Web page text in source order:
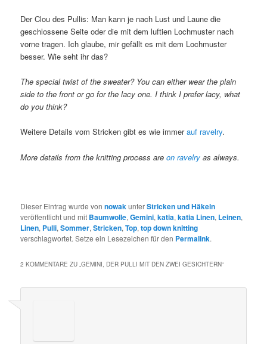
Der Clou des Pullis: Man kann je nach Lust und Laune die
geschlossene Seite oder die mit dem luftien Lochmuster nach
vorne tragen. Ich glaube, mir gefällt es mit dem Lochmuster
besser. Wie seht ihr das?
The special twist of the sweater? You can either wear the plain
side to the front or go for the lacy one. I think I prefer lacy, what
do you think?
Weitere Details vom Stricken gibt es wie immerauf ravelry.
More details from the knitting process areon ravelry as always.
Dieser Eintrag wurde vonnowakunterStricken und Häkeln
veröffentlicht und mit Baumwolle,Gemini,katia,katia Linen, Leinen,
Linen, Pulli,Sommer,Stricken,Top,top down knitting
verschlagwortet. Setze ein Lesezeichen für den Permalink.
2 KOMMENTARE ZU „GEMINI, DER PULLI MIT DEN ZWEI GESICHTERN“